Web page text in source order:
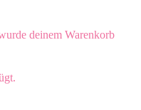
deinem Warenkorb